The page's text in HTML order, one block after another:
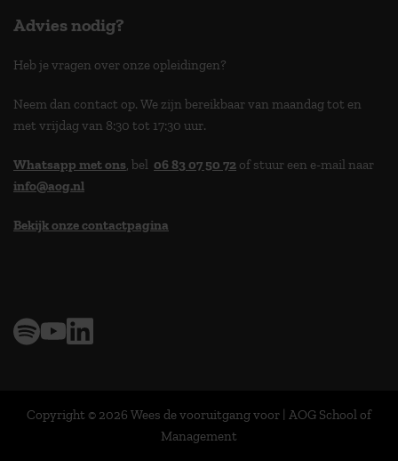
Advies nodig?
Heb je vragen over onze opleidingen?
Neem dan contact op. We zijn bereikbaar van maandag tot en
met vrijdag van 8:30 tot 17:30 uur.
Whatsapp met ons, bel 06 83 07 50 72 of stuur een e-mail naar
info@aog.nl
Bekijk onze contactpagina
Copyright © 2026 Wees de vooruitgang voor | AOG School of
Management